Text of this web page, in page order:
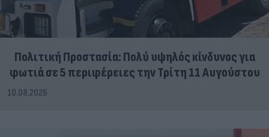
Πολιτική Προστασία: Πολύ υψηλός κίνδυνος για
φωτιά σε 5 περιφέρειες την Τρίτη 11 Αυγούστου
10.08.2026